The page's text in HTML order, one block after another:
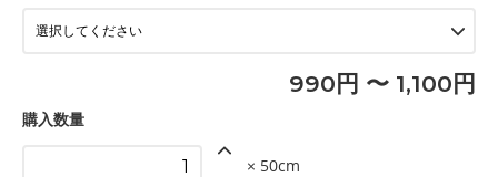
もっと詳しく見る
990円 〜 1,100円
購入数量
× 50cm